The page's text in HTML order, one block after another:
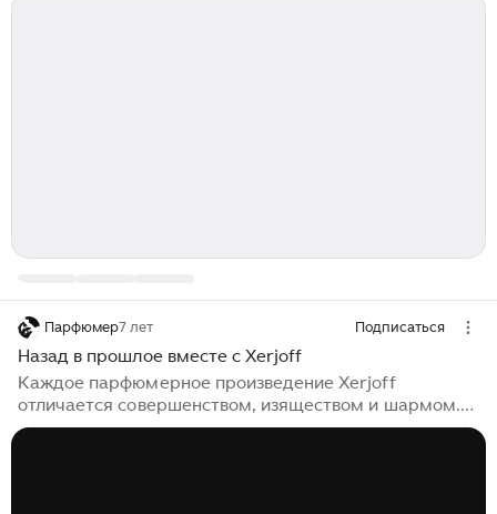
Парфюмер7 лет Подписаться
Назад в прошлое вместе с Xerjoff
Каждое парфюмерное произведение Xerjoff
отличается совершенством, изяществом и шармом.
На сей раз бренд выпустил четыре мужских аромата,